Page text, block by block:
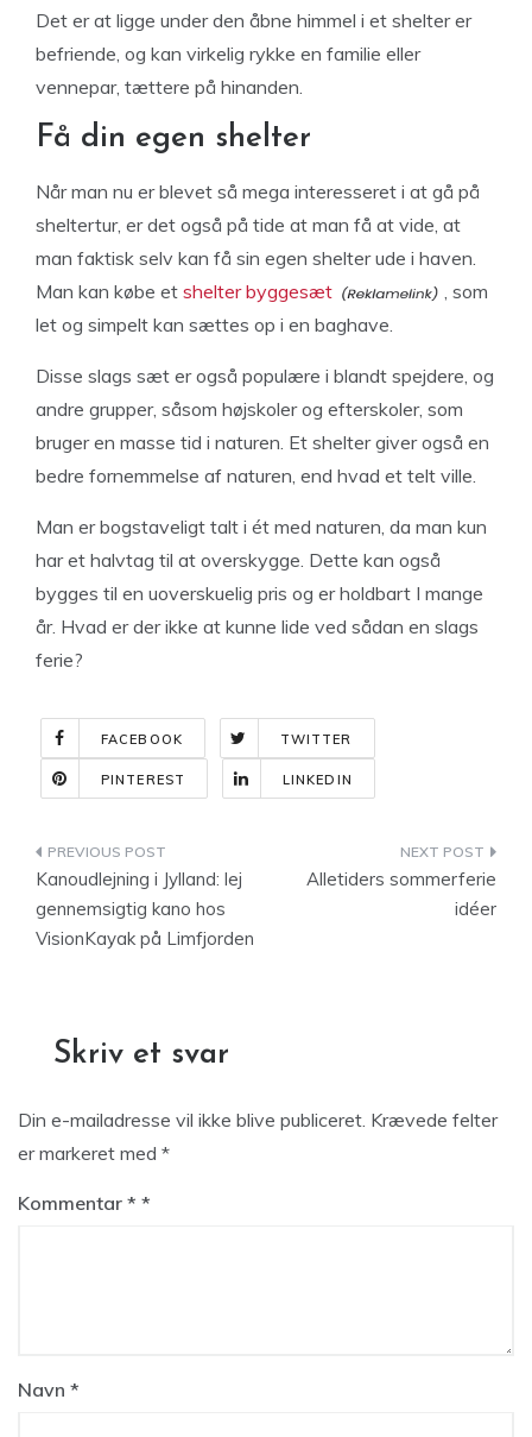
Det er at ligge under den åbne himmel i et shelter er
befriende, og kan virkelig rykke en familie eller
vennepar, tættere på hinanden.
Få din egen shelter
Når man nu er blevet så mega interesseret i at gå på
sheltertur, er det også på tide at man få at vide, at
man faktisk selv kan få sin egen shelter ude i haven.
Man kan købe et shelter byggesæt
, som
let og simpelt kan sættes op i en baghave.
Disse slags sæt er også populære i blandt spejdere, og
andre grupper, såsom højskoler og efterskoler, som
bruger en masse tid i naturen. Et shelter giver også en
bedre fornemmelse af naturen, end hvad et telt ville.
Man er bogstaveligt talt i ét med naturen, da man kun
har et halvtag til at overskygge. Dette kan også
bygges til en uoverskuelig pris og er holdbart I mange
år. Hvad er der ikke at kunne lide ved sådan en slags
ferie?
FACEBOOK TWITTER
PINTEREST LINKEDIN
Indlægsnavigation
Kanoudlejning i Jylland: lej
gennemsigtig kano hos
VisionKayak på Limfjorden
Alletiders sommerferie
idéer
Skriv et svar
Din e-mailadresse vil ikke blive publiceret. Krævede felter
er markeret med *
Kommentar *
Navn *